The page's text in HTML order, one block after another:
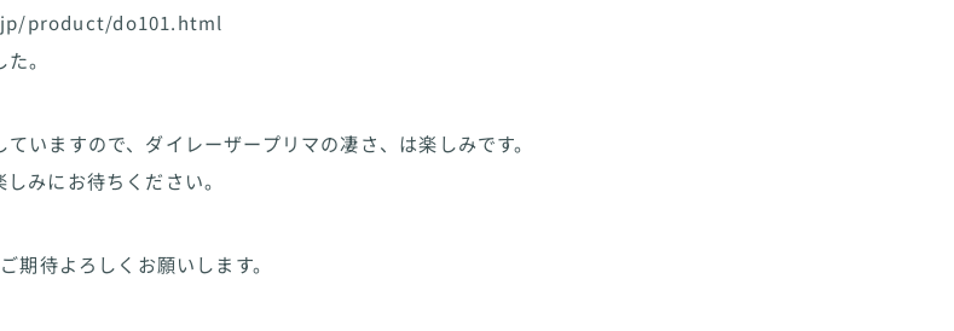
product/do101.html
。
いますので、ダイレーザープリマの凄さ、は楽しみです。
みにお待ちください。
待よろしくお願いします。